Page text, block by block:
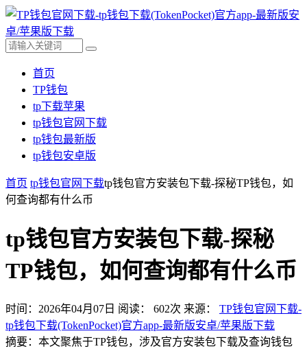
首页
TP钱包
tp下载苹果
tp钱包官网下载
tp钱包最新版
tp钱包安卓版
首页 tp钱包官网下载tp钱包官方安装包下载-探秘TP钱包，如
何查询都有什么币
tp钱包官方安装包下载-探秘
TP钱包，如何查询都有什么币
时间：2026年04月07日 阅读： 602次 来源： TP钱包官网下载-
tp钱包下载(TokenPocket)官方app-最新版安卓/苹果版下载
摘要：本文聚焦于TP钱包，涉及官方安装包下载及查询钱包